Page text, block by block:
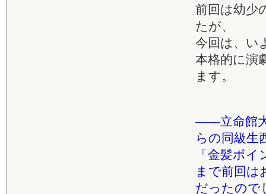
前回は幼少
たが、
今回は、い
本格的に演
ます。
――立命館大
らの同級生
「金髪ボ
まで前回は
だったので